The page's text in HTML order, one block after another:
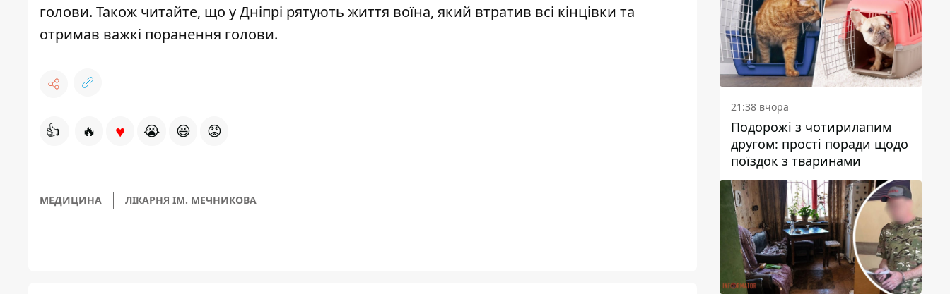
голови. Також читайте, що у Дніпрі рятують життя воїна, який втратив всі кінцівки та
отримав важкі поранення голови.
👍 🔥 ♥ 😭 😆 😡
МЕДИЦИНА ЛІКАРНЯ ІМ. МЕЧНИКОВА
21:38 вчора
Подорожі з чотирилапим
другом: прості поради щодо
поїздок з тваринами